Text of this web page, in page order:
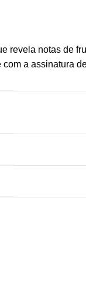
revela notas de
a assinatura